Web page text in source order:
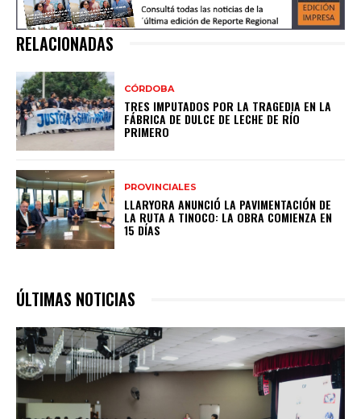
RELACIONADAS
CÓRDOBA
TRES IMPUTADOS POR LA TRAGEDIA EN LA
FÁBRICA DE DULCE DE LECHE DE RÍO
PRIMERO
PROVINCIALES
LLARYORA ANUNCIÓ LA PAVIMENTACIÓN DE
LA RUTA A TINOCO: LA OBRA COMIENZA EN
15 DÍAS
ÚLTIMAS NOTICIAS